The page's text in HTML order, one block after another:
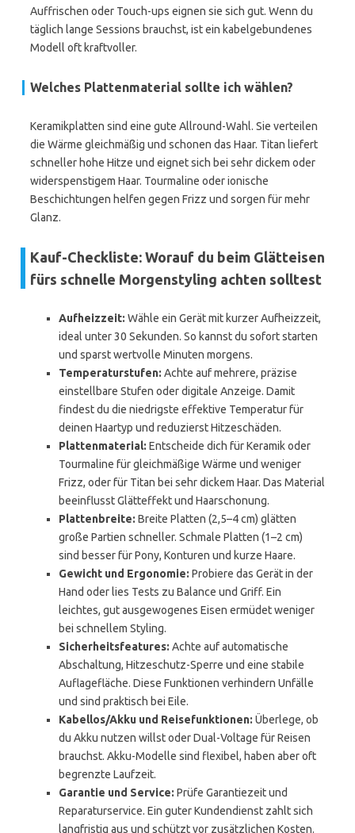
Auffrischen oder Touch-ups eignen sie sich gut. Wenn du
täglich lange Sessions brauchst, ist ein kabelgebundenes
Modell oft kraftvoller.
Welches Plattenmaterial sollte ich wählen?
Keramikplatten sind eine gute Allround-Wahl. Sie verteilen
die Wärme gleichmäßig und schonen das Haar. Titan liefert
schneller hohe Hitze und eignet sich bei sehr dickem oder
widerspenstigem Haar. Tourmaline oder ionische
Beschichtungen helfen gegen Frizz und sorgen für mehr
Glanz.
Kauf-Checkliste: Worauf du beim Glätteisen
fürs schnelle Morgenstyling achten solltest
Aufheizzeit: Wähle ein Gerät mit kurzer Aufheizzeit,
ideal unter 30 Sekunden. So kannst du sofort starten
und sparst wertvolle Minuten morgens.
Temperaturstufen: Achte auf mehrere, präzise
einstellbare Stufen oder digitale Anzeige. Damit
findest du die niedrigste effektive Temperatur für
deinen Haartyp und reduzierst Hitzeschäden.
Plattenmaterial: Entscheide dich für Keramik oder
Tourmaline für gleichmäßige Wärme und weniger
Frizz, oder für Titan bei sehr dickem Haar. Das Material
beeinflusst Glätteffekt und Haarschonung.
Plattenbreite: Breite Platten (2,5–4 cm) glätten
große Partien schneller. Schmale Platten (1–2 cm)
sind besser für Pony, Konturen und kurze Haare.
Gewicht und Ergonomie: Probiere das Gerät in der
Hand oder lies Tests zu Balance und Griff. Ein
leichtes, gut ausgewogenes Eisen ermüdet weniger
bei schnellem Styling.
Sicherheitsfeatures: Achte auf automatische
Abschaltung, Hitzeschutz-Sperre und eine stabile
Auflagefläche. Diese Funktionen verhindern Unfälle
und sind praktisch bei Eile.
Kabellos/Akku und Reisefunktionen: Überlege, ob
du Akku nutzen willst oder Dual-Voltage für Reisen
brauchst. Akku-Modelle sind flexibel, haben aber oft
begrenzte Laufzeit.
Garantie und Service: Prüfe Garantiezeit und
Reparaturservice. Ein guter Kundendienst zahlt sich
langfristig aus und schützt vor zusätzlichen Kosten.